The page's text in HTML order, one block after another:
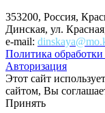
353200, Россия,
Динская, ул.
e-mail:
Политика
Авторизация
Этот сайт
сайтом, Вы
Принять